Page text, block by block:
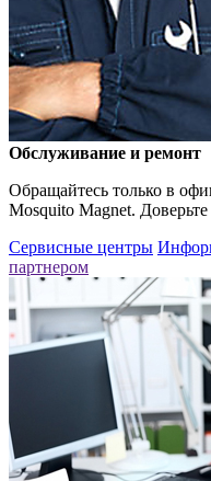
Обслуживание и ремонт
Обращайтесь только в
Mosquito Magnet.
Сервисные центры
партнером